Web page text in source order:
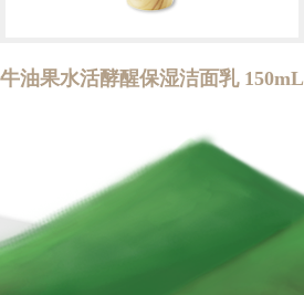
牛油果水活酵醒保湿洁面乳 150mL